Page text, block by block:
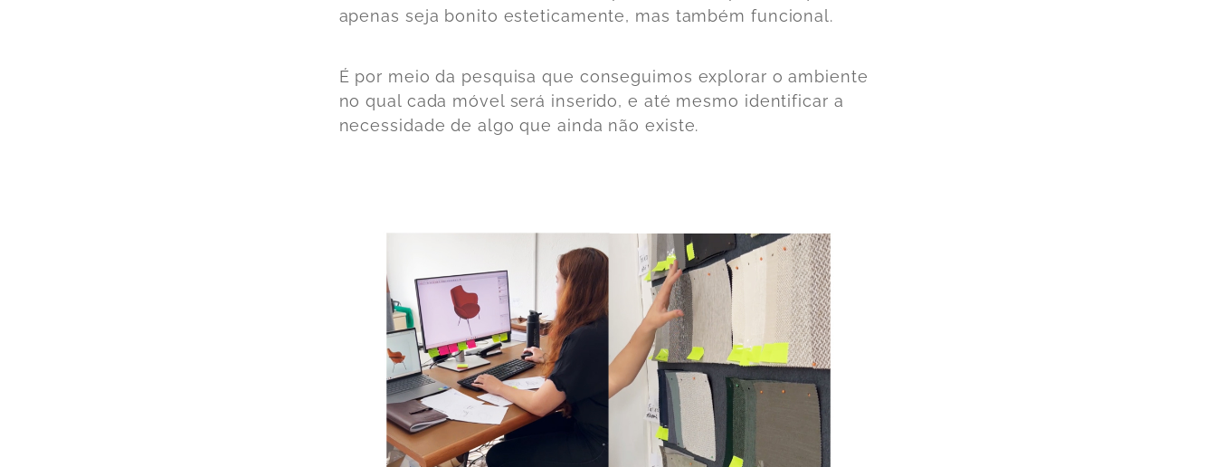
apenas seja bonito esteticamente, mas também funcional.
É por meio da pesquisa que conseguimos explorar o ambiente
no qual cada móvel será inserido, e até mesmo identificar a
necessidade de algo que ainda não existe.